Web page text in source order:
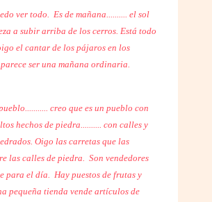
ver todo. Es de mañana.......... el sol
a subir arriba de los cerros. Está todo
el cantar de los pájaros en los
ser una mañana ordinaria.
creo que es un pueblo con
hechos de piedra.......... con calles y
Oigo las carretas que las
las calles de piedra. Son vendedores
para el día. Hay puestos de frutas y
pequeña tienda vende artículos de